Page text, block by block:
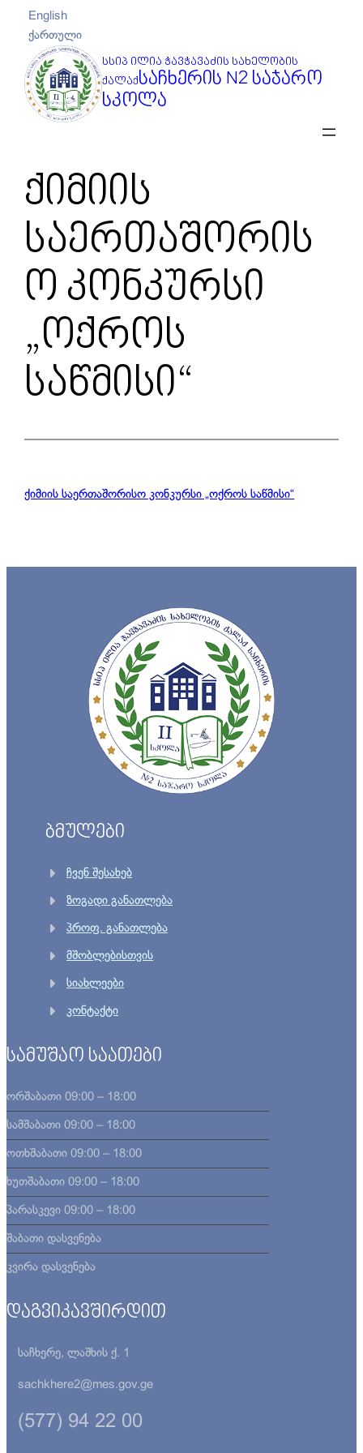
შიგთავსზე
გადასვლა
English
ქართული
სსიპ ილია ჭავჭავაძის სახელობის
ქალაქსაჩხერის N2 საჯარო
სკოლა
ქიმიის
საერთაშორის
ო კონკურსი
„ოქროს
საწმისი“
ქიმიის საერთაშორისო კონკურსი „ოქროს საწმისი“
ბმულები
ჩვენ შესახებ
ზოგადი განათლება
პროფ. განათლება
მშობლებისთვის
სიახლეები
კონტაქტი
სამუშაო საათები
ორშაბათი 09:00 – 18:00
სამშაბათი 09:00 – 18:00
ოთხშაბათი 09:00 – 18:00
ხუთშაბათი 09:00 – 18:00
პარასკევი 09:00 – 18:00
შაბათი დასვენება
კვირა დასვენება
დაგვიკავშირდით
საჩხერე, ლაშხის ქ. 1
sachkhere2@mes.gov.ge
(577) 94 22 00